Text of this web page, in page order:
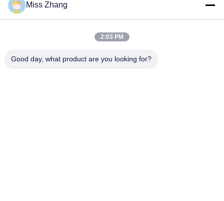
Cylindre hydraulique de décharge de grand trou résistant pour
le transport/équipement d'alimentation
Grande porte de Rapid d'avion de productivité de cylindres
Miss Zhang
2:03 PM
Good day, what product are you looking for?